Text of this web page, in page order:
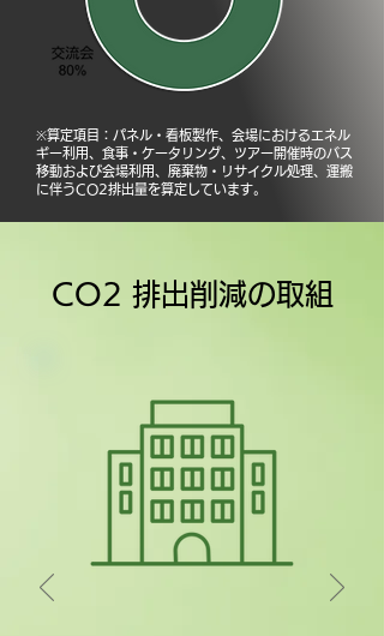
​※算定項目：パネル・看板製作、会場におけるエネル
ギー利用、食事・ケータリング、ツアー開催時のバス
移動および会場利用、廃棄物・リサイクル処理、運搬
に伴うCO2排出量を算定しています。
CO2 排出削減の取組